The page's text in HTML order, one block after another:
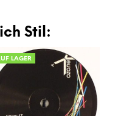
Stil:
LAGER